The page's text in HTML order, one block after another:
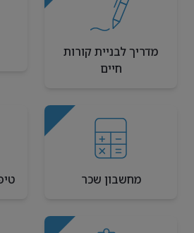
מדריך לבניית קורות
חיים
מחשבון שכר